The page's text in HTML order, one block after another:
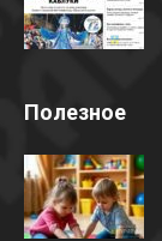
Полезное